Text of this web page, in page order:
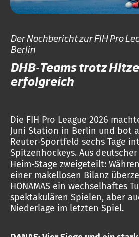
Der Nachbericht zur FIH Pro
Berlin
DHB-Teams trotz
erfolgreich
Die FIH Pro League 2026
Juni Station in Berlin und bot
Reuter-Sportfeld sechs Tage
Spitzenhockeys. Aus
Heim-Stage zweigeteilt:
einer makellosen Bilanz
HONAMAS ein wechselhaftes
spektakulären Spielen, aber
Niederlage im letzten Spiel.